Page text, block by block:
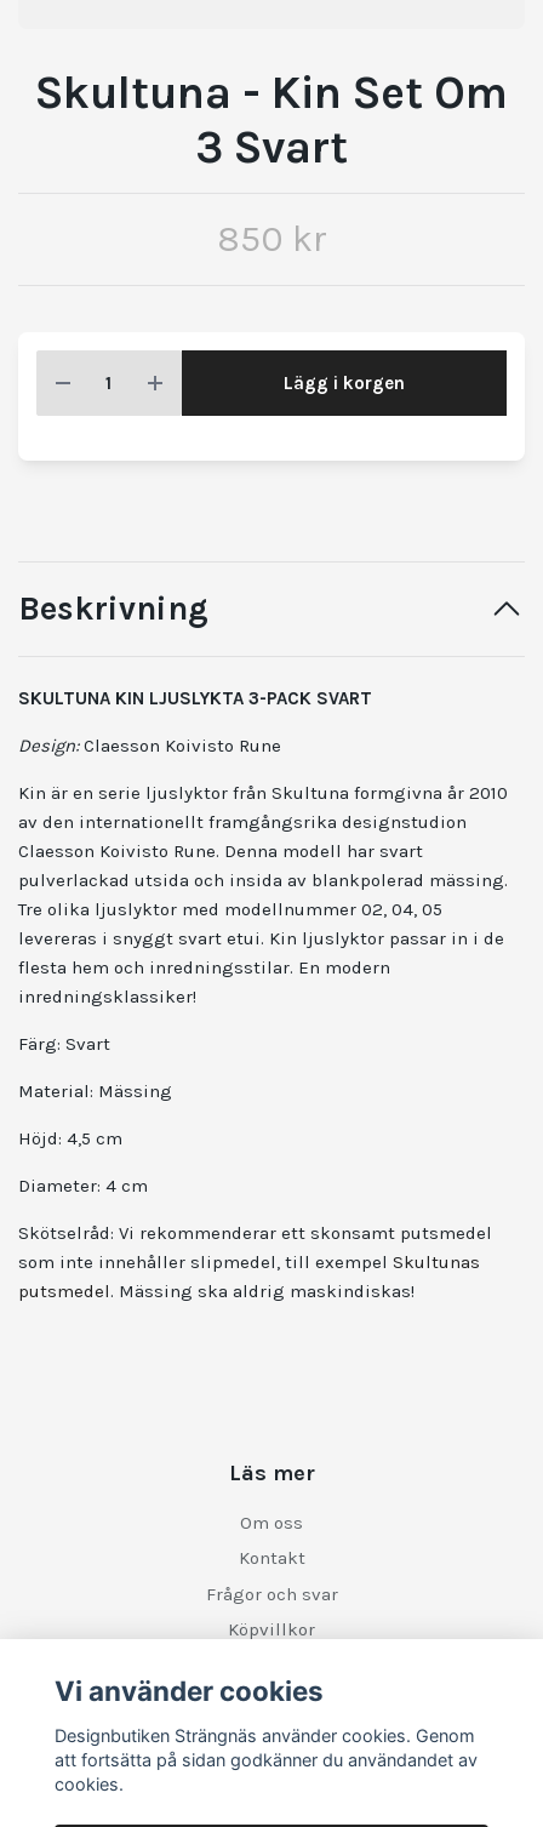
Skultuna - Kin Set Om
3 Svart
850 kr
Lägg i korgen
Beskrivning
SKULTUNA KIN LJUSLYKTA 3-PACK SVART
Design:Claesson Koivisto Rune
Kin är en serie ljuslyktor från Skultuna formgivna år 2010
av den internationellt framgångsrika designstudion
Claesson Koivisto Rune. Denna modell har svart
pulverlackad utsida och insida av blankpolerad mässing.
Tre olika ljuslyktor med modellnummer 02, 04, 05
levereras i snyggt svart etui. Kin ljuslyktor passar in i de
flesta hem och inredningsstilar. En modern
inredningsklassiker!
Färg: Svart
Material: Mässing
Höjd: 4,5 cm
Diameter: 4 cm
Skötselråd: Vi rekommenderar ett skonsamt putsmedel
som inte innehåller slipmedel, till exempel Skultunas
putsmedel. Mässing ska aldrig maskindiskas!
Läs mer
Om oss
Kontakt
Frågor och svar
Köpvillkor
Sociala medier
Vi använder cookies
Designbutiken Strängnäs använder cookies. Genom
att fortsätta på sidan godkänner du användandet av
cookies.